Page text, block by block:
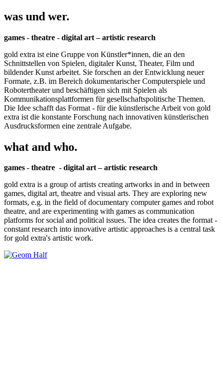
was und wer.
games - theatre - digital art – artistic research
gold extra ist eine Gruppe von Künstler*innen, die an den
Schnittstellen von Spielen, digitaler Kunst, Theater, Film und
bildender Kunst arbeitet. Sie forschen an der Entwicklung neuer
Formate, z.B. im Bereich dokumentarischer Computerspiele und
Robotertheater und beschäftigen sich mit Spielen als
Kommunikationsplattformen für gesellschaftspolitische Themen.
Die Idee schafft das Format - für die künstlerische Arbeit von gold
extra ist die konstante Forschung nach innovativen künstlerischen
Ausdrucksformen eine zentrale Aufgabe.
what and who.
games - theatre - digital art – artistic research
gold extra is a group of artists creating artworks in and in between
games, digital art, theatre and visual arts. They are exploring new
formats, e.g. in the field of documentary computer games and robot
theatre, and are experimenting with games as communication
platforms for social and political issues. The idea creates the format -
constant research into innovative artistic approaches is a central task
for gold extra's artistic work.